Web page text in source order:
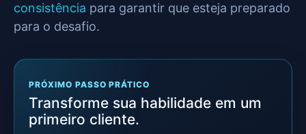
consistência para garantir que esteja preparado
para o desafio.
PRÓXIMO PASSO PRÁTICO
Transforme sua habilidade em um
primeiro cliente.